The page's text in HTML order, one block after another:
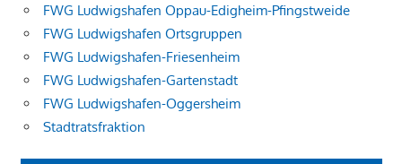
FWG Ludwigshafen Oppau-Edigheim-Pfingstweide
FWG Ludwigshafen Ortsgruppen
FWG Ludwigshafen-Friesenheim
FWG Ludwigshafen-Gartenstadt
FWG Ludwigshafen-Oggersheim
Stadtratsfraktion